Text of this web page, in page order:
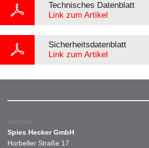
Technisches Datenblatt
Link zum Artikel
Sicherheitsdatenblatt
Link zum Artikel
Kontakt
Spies Hecker GmbH
Horbeller Straße 17